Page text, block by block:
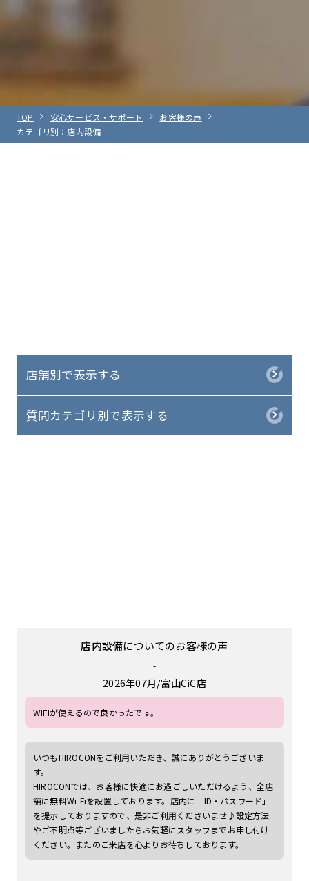
TOP 安心サービス・サポート
お客様の声
カテゴリ別：店内設備
店舗別で表示する
質問カテゴリ別で表示する
店内設備についてのお客様の声
-
2026年07月 富山CiC店
WIFIが使えるので良かったです。
いつもHIROCONをご利用いただき、誠にありがとうございま
す。
HIROCONでは、お客様に快適にお過ごしいただけるよう、全店
舗に無料Wi-Fiを設置しております。店内に「ID・パスワード」
を提示しておりますので、是非ご利用くださいませ♪設定方法
やご不明点等ございましたらお気軽にスタッフまでお申し付け
ください。またのご来店を心よりお待ちしております。